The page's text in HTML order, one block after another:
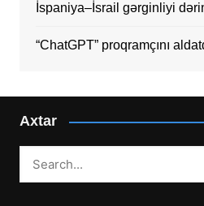
İspaniya–İsrail gərginliyi
“ChatGPT” proqramçını
Axtar